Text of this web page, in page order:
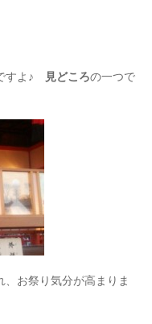
すよ♪ 見どころの一つで
お祭り気分が高まりま